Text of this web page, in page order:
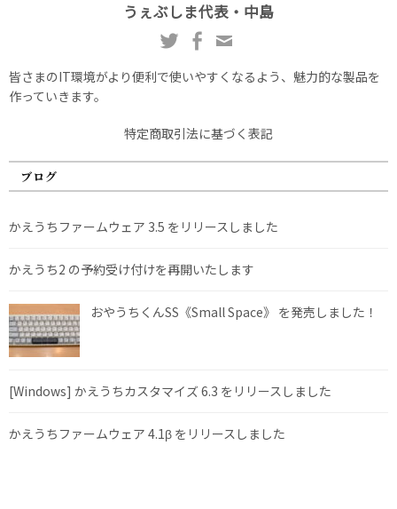
うぇぶしま代表・中島
皆さまのIT環境がより便利で使いやすくなるよう、魅力的な製品を
作っていきます。
特定商取引法に基づく表記
ブログ
かえうちファームウェア 3.5 をリリースしました
かえうち2 の予約受け付けを再開いたします
おやうちくんSS《Small Space》 を発売しました！
[Windows] かえうちカスタマイズ 6.3 をリリースしました
かえうちファームウェア 4.1β をリリースしました